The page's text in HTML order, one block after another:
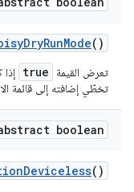
DryRunMode()
تعرض القيمة true
تخطّي إضافته إلى قائمة
boolean
Deviceless()